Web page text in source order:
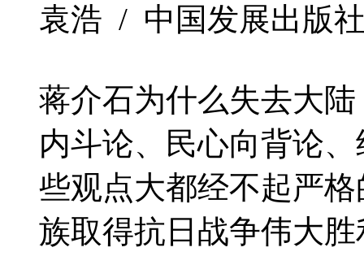
袁浩 / 中国发展出版
蒋介石为什么失去大
内斗论、民心向背论
些观点大都经不起严
族取得抗日战争伟大